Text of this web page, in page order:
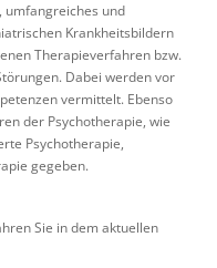
umfangreiches und
Krankheitsbildern
Therapieverfahren bzw.
Dabei werden vor
vermittelt. Ebenso
der Psychotherapie, wie
Psychotherapie,
gegeben.
Sie in dem aktuellen